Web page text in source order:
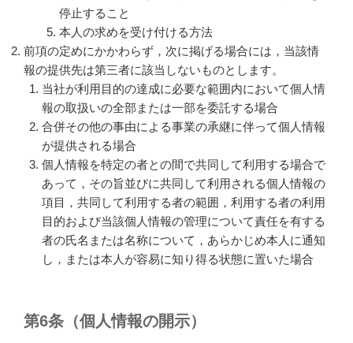
停止すること
本人の求めを受け付ける方法
前項の定めにかかわらず，次に掲げる場合には，当該情
報の提供先は第三者に該当しないものとします。
当社が利用目的の達成に必要な範囲内において個人情
報の取扱いの全部または一部を委託する場合
合併その他の事由による事業の承継に伴って個人情報
が提供される場合
個人情報を特定の者との間で共同して利用する場合で
あって，その旨並びに共同して利用される個人情報の
項目，共同して利用する者の範囲，利用する者の利用
目的および当該個人情報の管理について責任を有する
者の氏名または名称について，あらかじめ本人に通知
し，または本人が容易に知り得る状態に置いた場合
第6条（個人情報の開示）